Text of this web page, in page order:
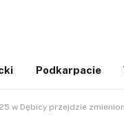
Podkarpacie
w Dębicy przejdzie